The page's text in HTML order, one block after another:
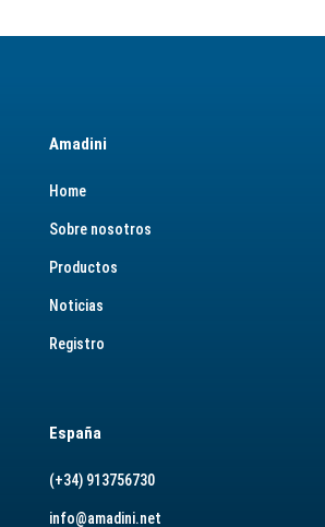
Amadini
Home
Sobre nosotros
Productos
Noticias
Registro
España
(+34) 913756730
info@amadini.net